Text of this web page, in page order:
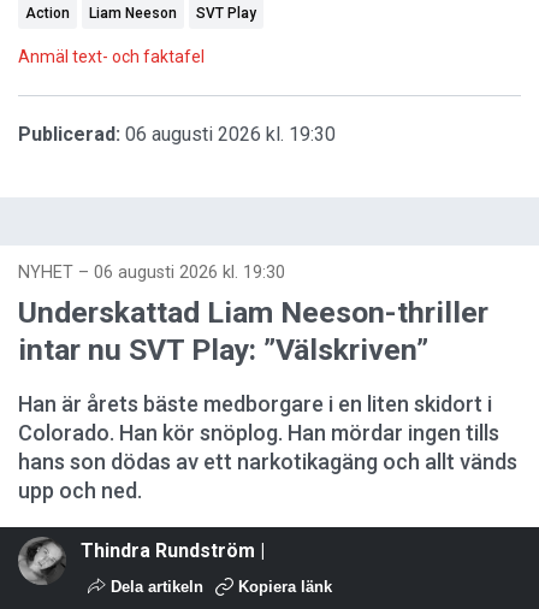
Action Liam Neeson SVT Play
Anmäl text- och faktafel
Publicerad: 06 augusti 2026 kl. 19:30
NYHET – 06 augusti 2026 kl. 19:30
Underskattad Liam Neeson-thriller
intar nu SVT Play: ”Välskriven”
Han är årets bäste medborgare i en liten skidort i
Colorado. Han kör snöplog. Han mördar ingen tills
hans son dödas av ett narkotikagäng och allt vänds
upp och ned.
Thindra Rundström |
Dela artikeln Kopiera länk